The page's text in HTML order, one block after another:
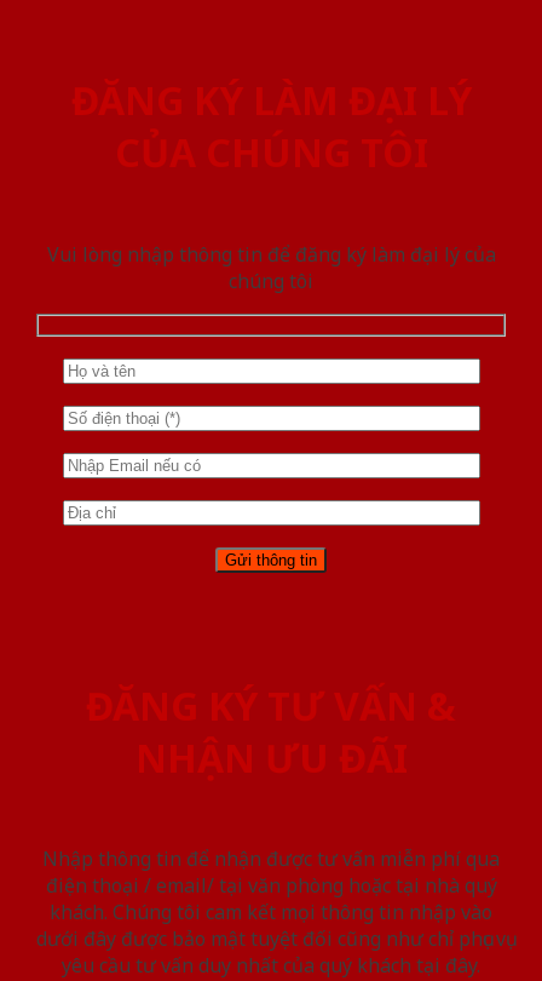
ĐĂNG KÝ LÀM ĐẠI LÝ
CỦA CHÚNG TÔI
Vui lòng nhập thông tin để đăng ký làm đại lý của
chúng tôi
ĐĂNG KÝ TƯ VẤN &
NHẬN ƯU ĐÃI
Nhập thông tin để nhận được tư vấn miễn phí qua
điện thoại / email/ tại văn phòng hoặc tại nhà quý
khách. Chúng tôi cam kết mọi thông tin nhập vào
dưới đây được bảo mật tuyệt đối cũng như chỉ phục vụ
yêu cầu tư vấn duy nhất của quý khách tại đây.